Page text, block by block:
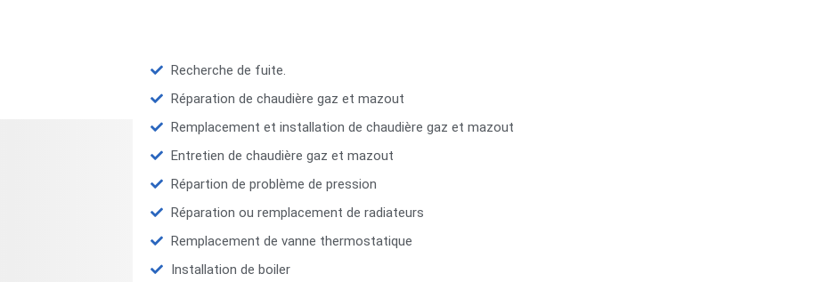
Recherche de fuite.
Réparation de chaudière gaz et mazout
Remplacement et installation de chaudière gaz et mazout
Entretien de chaudière gaz et mazout
Répartion de problème de pression
Réparation ou remplacement de radiateurs
Remplacement de vanne thermostatique
Installation de boiler